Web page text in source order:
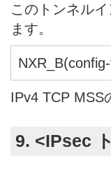
このトンネル
ます。
IPv4 TCP MSS
9. <IPsec